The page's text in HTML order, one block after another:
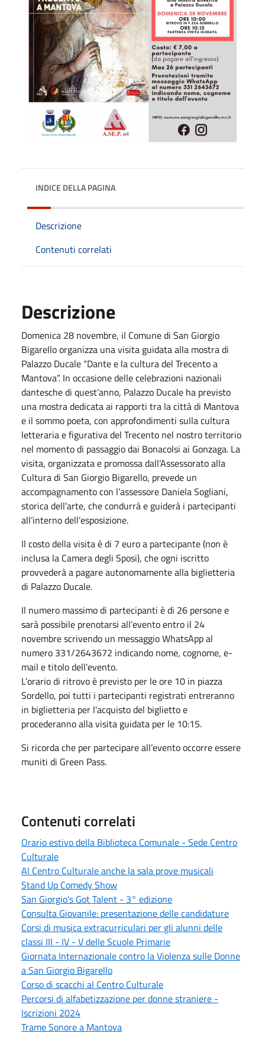
INDICE DELLA PAGINA
Descrizione
Contenuti correlati
Descrizione
Domenica 28 novembre, il Comune di San Giorgio
Bigarello organizza una visita guidata alla mostra di
Palazzo Ducale “Dante e la cultura del Trecento a
Mantova”. In occasione delle celebrazioni nazionali
dantesche di quest’anno, Palazzo Ducale ha previsto
una mostra dedicata ai rapporti tra la città di Mantova
e il sommo poeta, con approfondimenti sulla cultura
letteraria e figurativa del Trecento nel nostro territorio
nel momento di passaggio dai Bonacolsi ai Gonzaga. La
visita, organizzata e promossa dall’Assessorato alla
Cultura di San Giorgio Bigarello, prevede un
accompagnamento con l’assessore Daniela Sogliani,
storica dell’arte, che condurrà e guiderà i partecipanti
all’interno dell’esposizione.
Il costo della visita è di 7 euro a partecipante (non è
inclusa la Camera degli Sposi), che ogni iscritto
provvederà a pagare autonomamente alla biglietteria
di Palazzo Ducale.
Il numero massimo di partecipanti è di 26 persone e
sarà possibile prenotarsi all’evento entro il 24
novembre scrivendo un messaggio WhatsApp al
numero 331/2643672 indicando nome, cognome, e-
mail e titolo dell'evento.
L’orario di ritrovo è previsto per le ore 10 in piazza
Sordello, poi tutti i partecipanti registrati entreranno
in biglietteria per l'acquisto del biglietto e
procederanno alla visita guidata per le 10:15.
Si ricorda che per partecipare all’evento occorre essere
muniti di Green Pass.
Contenuti correlati
Orario estivo della Biblioteca Comunale - Sede Centro
Culturale
Al Centro Culturale anche la sala prove musicali
Stand Up Comedy Show
San Giorgio's Got Talent - 3° edizione
Consulta Giovanile: presentazione delle candidature
Corsi di musica extracurriculari per gli alunni delle
classi III - IV - V delle Scuole Primarie
Giornata Internazionale contro la Violenza sulle Donne
a San Giorgio Bigarello
Corso di scacchi al Centro Culturale
Percorsi di alfabetizzazione per donne straniere -
Iscrizioni 2024
Trame Sonore a Mantova